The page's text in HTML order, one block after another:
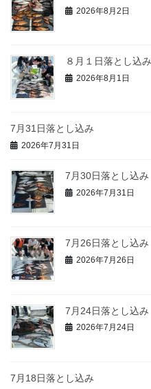
2026年8月2日
８月１日落とし込み
2026年8月1日
7月31日落とし込み
2026年7月31日
7月30日落とし込み
2026年7月31日
7月26日落とし込み
2026年7月26日
7月24日落とし込み
2026年7月24日
7月18日落とし込み